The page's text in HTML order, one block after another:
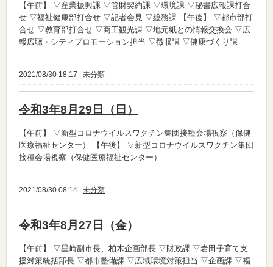
【午前】
▽産業振興課 ▽管財契約課 ▽環境課 ▽秘書広報課打合
せ ▽福祉健康部打合せ ▽記者会見 ▽総務課 【午後】
▽都市部打
合せ ▽教育部打合せ ▽商工観光課 ▽地元紙との情報交換会 ▽広
報広聴・シティプロモーション担当 ▽徴収課 ▽健康づくり課
2021/08/30 18:17 | 未分類
令和3年8月29日（日）
【午前】
▽新型コロナウイルスワクチン集団接種会場視察（保健
医療福祉センター）
【午後】
▽新型コロナウイルスワクチン集団
接種会場視察（保健医療福祉センター）
2021/08/30 08:14 | 未分類
令和3年8月27日（金）
【午前】
▽星崎副市長、柏木企画部長 ▽財政課 ▽岩田子育て支
援対策統括部長 ▽都市整備課 ▽広域環境対策担当 ▽企画課 ▽福